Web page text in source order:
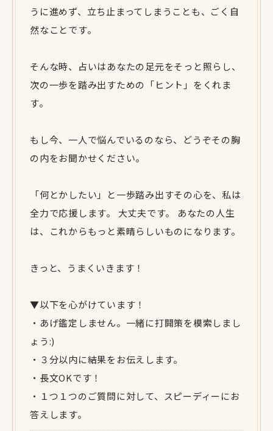
うに進めず、立ち止まってしまうことも、ごく自
然なことです。
そんな時、占いはあなたの足元をそっと照らし、
次の一歩を踏み出すための「ヒント」をくれま
す。
もし今、一人で悩んでいるのなら、どうぞその胸
の内をお聞かせください。
「何とかしたい」と一歩踏み出すその心を、私は
全力で応援します。 大丈夫です。 あなたの人生
は、これからもっと素晴らしいものになります。
きっと、うまくいきます！
▼以下を心がけています！
・あげ鑑定しません。一緒に打開策を模索しまし
ょう:)
・３分以内に結果をお伝えします。
・長文OKです！
・１つ１つのご質問に対して、スピーディーにお
答えします。